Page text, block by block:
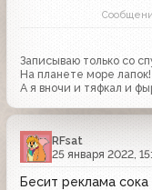
Записываю только со
На планете море
А я вночи и тяфкал и
RFsat
25 января 2022,
Бесит реклама